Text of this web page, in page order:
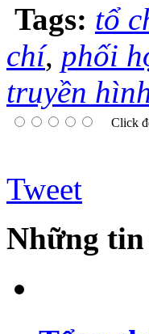
Tags: tổ
chí, phối
truyền
Click
Tweet
Những